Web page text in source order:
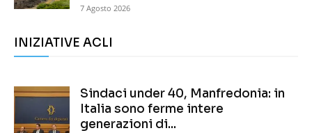
7 Agosto 2026
INIZIATIVE ACLI
Sindaci under 40, Manfredonia: in
Italia sono ferme intere
generazioni di...